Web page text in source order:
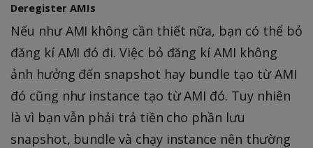
Deregister AMIs
Nếu như AMI không cần thiết nữa, bạn có thể bỏ
đăng kí AMI đó đi. Việc bỏ đăng kí AMI không
ảnh hưởng đến snapshot hay bundle tạo từ AMI
đó cũng như instance tạo từ AMI đó. Tuy nhiên
là vì bạn vẫn phải trả tiền cho phần lưu
snapshot, bundle và chạy instance nên thường